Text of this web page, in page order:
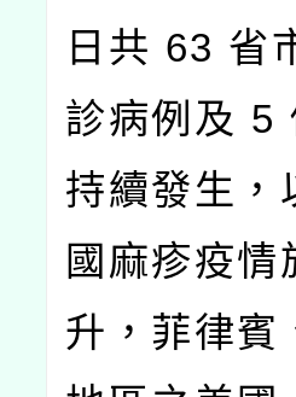
日共 63 省
診病例及 5
持續發生，
國麻疹疫
升，菲律賓